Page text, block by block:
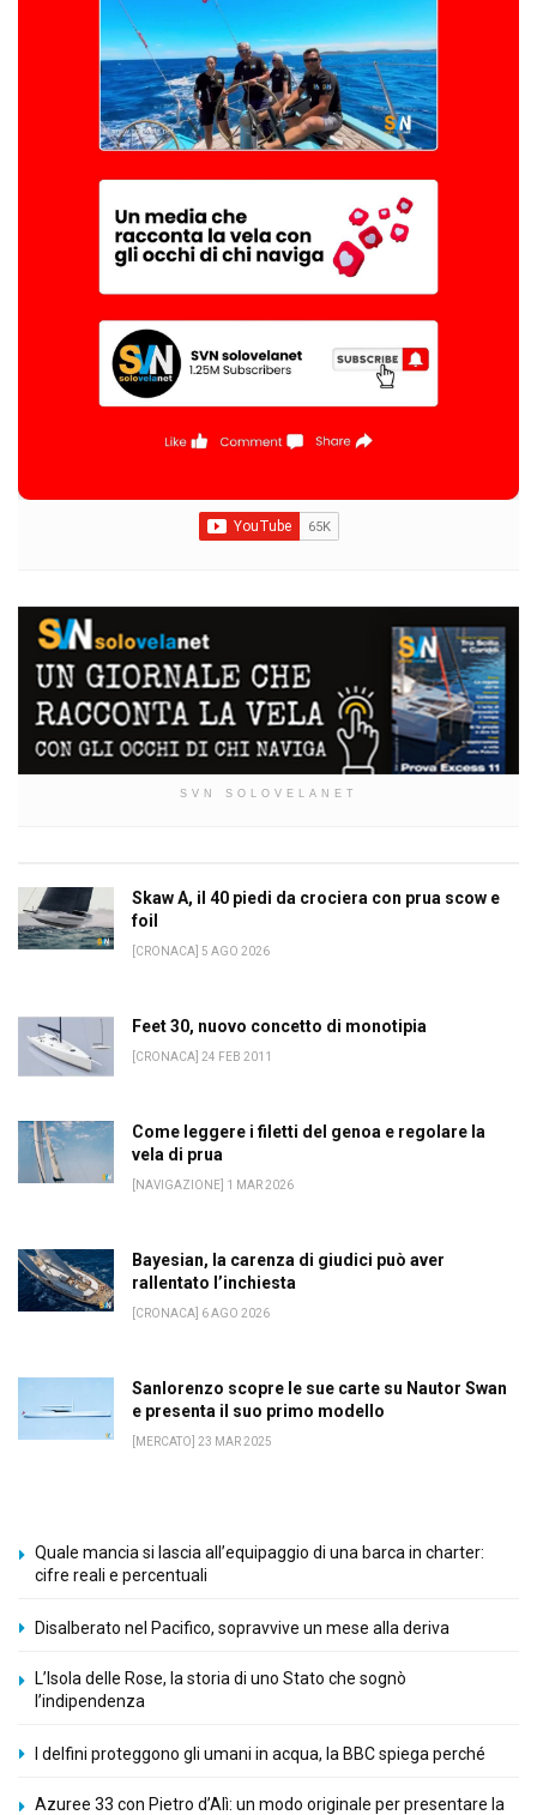
SVN SOLOVELANET
Skaw A, il 40 piedi da crociera con prua scow e
foil
[CRONACA] 5 AGO 2026
Feet 30, nuovo concetto di monotipia
[CRONACA] 24 FEB 2011
Come leggere i filetti del genoa e regolare la
vela di prua
[NAVIGAZIONE] 1 MAR 2026
Bayesian, la carenza di giudici può aver
rallentato l’inchiesta
[CRONACA] 6 AGO 2026
Sanlorenzo scopre le sue carte su Nautor Swan
e presenta il suo primo modello
[MERCATO] 23 MAR 2025
Quale mancia si lascia all’equipaggio di una barca in charter:
cifre reali e percentuali
Disalberato nel Pacifico, sopravvive un mese alla deriva
L’Isola delle Rose, la storia di uno Stato che sognò
l’indipendenza
I delfini proteggono gli umani in acqua, la BBC spiega perché
Azuree 33 con Pietro d’Alì: un modo originale per presentare la